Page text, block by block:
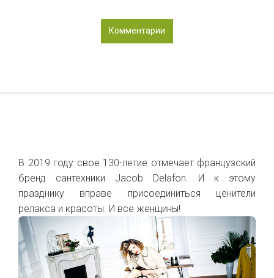
Комментарии
В 2019 году свое 130-летие отмечает французский
бренд сантехники Jacob Delafon. И к этому
празднику вправе присоединиться ценители
релакса и красоты. И все женщины!